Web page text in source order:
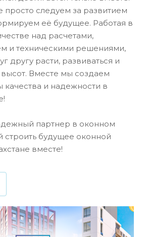
следуем за развитием
её будущее. Работая в
над расчетами,
и техническими решениями,
другу расти, развиваться и
высот. Вместе мы создаем
качества и надежности в
партнер в оконном
строить будущее оконной
вместе!